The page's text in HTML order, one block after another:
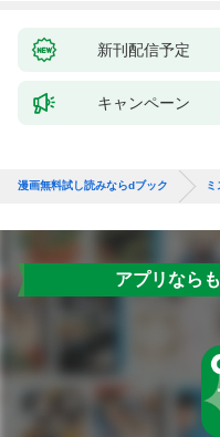
新刊配信予定
キャンペーン
漫画無料試し読みならdブック
アプリなら